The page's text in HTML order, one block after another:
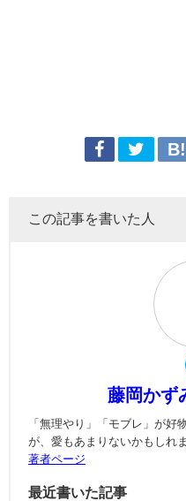
この記事を書いた人
藤岡かず
「無理やり」「モブレ」が好
が、愛もあまりないかもしれ
著者ページ
最近書いた記事